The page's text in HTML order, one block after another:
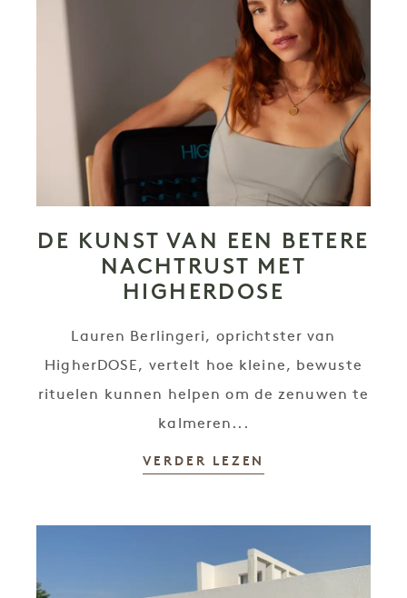
DE KUNST VAN EEN BETERE
NACHTRUST MET
HIGHERDOSE
Lauren Berlingeri, oprichtster van
HigherDOSE, vertelt hoe kleine, bewuste
rituelen kunnen helpen om de zenuwen te
kalmeren...
VERDER LEZEN